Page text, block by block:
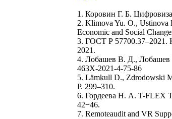
1. Коровин Г. Б.
2. Klimova Yu. O., Ustinova
Economic and Social
3. ГОСТ Р 57700.37‒2021.
2021.
4. Лобашев В. Д., Лобашев
463Х-2021-4-75-86
5. Lämkull D., Zdrodowski
P. 299–310.
6. Гордеева Н. А. T-FLEX
42−46.
7. Remoteaudit and VR